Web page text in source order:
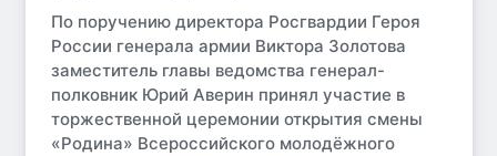
По поручению директора Росгвардии Героя
России генерала армии Виктора Золотова
заместитель главы ведомства генерал-
полковник Юрий Аверин принял участие в
торжественной церемонии открытия смены
«Родина» Всероссийского молодёжного